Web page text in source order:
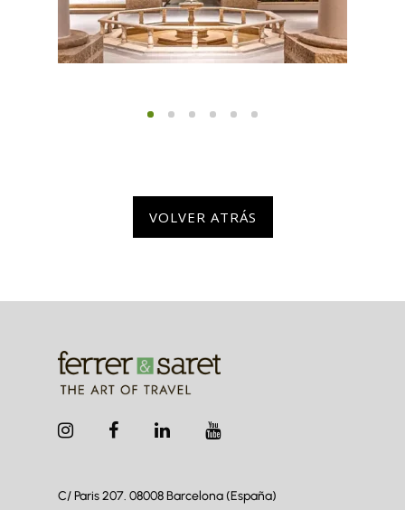
VOLVER ATRÁS
C/ Paris 207. 08008Barcelona (España)